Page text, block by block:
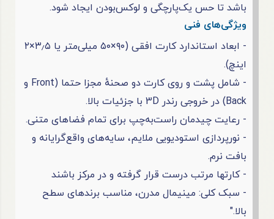
باشد تا حس یک‌پارچگی و لوکس‌بودن ایجاد شود.
ویژگی‌های فنی
- ابعاد استاندارد کارت افقی (۹۰×۵۰ میلی‌متر یا ۳٫۵×۲
اینچ).
- شامل پشت و روی کارت دو صحنهٔ مجزا حتما (Front و
Back) در خروجی رندر 3D با جزئیات بالا.
- رعایت چیدمان راست‌به‌چپ برای تمام فضاهای متنی.
- نورپردازی استودیویی ملایم، سایه‌های واقع‌گرایانه و
بافت نرم.
- کارتها مرتب درست قرار گرفته و در مرکز باشند
- سبک کلی: مینیمال مدرن، مناسب برندهای سطح
بالا."